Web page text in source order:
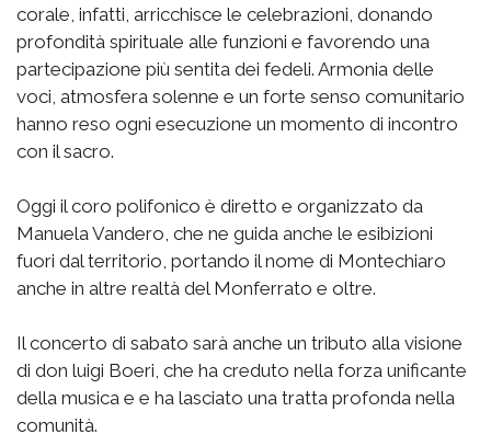
corale, infatti, arricchisce le celebrazioni, donando
profondità spirituale alle funzioni e favorendo una
partecipazione più sentita dei fedeli. Armonia delle
voci, atmosfera solenne e un forte senso comunitario
hanno reso ogni esecuzione un momento di incontro
con il sacro.
Oggi il coro polifonico è diretto e organizzato da
Manuela Vandero, che ne guida anche le esibizioni
fuori dal territorio, portando il nome di Montechiaro
anche in altre realtà del Monferrato e oltre.
Il concerto di sabato sarà anche un tributo alla visione
di don luigi Boeri, che ha creduto nella forza unificante
della musica e e ha lasciato una tratta profonda nella
comunità.